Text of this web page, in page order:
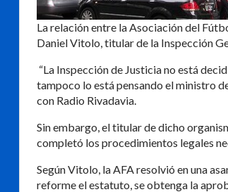
La relación entre la Asociación del
Daniel Vitolo, titular de la Inspección
“La Inspección de Justicia no está
tampoco lo está pensando el ministro
con Radio Rivadavia.
Sin embargo, el titular de dicho
completó los procedimientos legales
Según Vitolo, la AFA resolvió en una
reforme el estatuto, se obtenga la